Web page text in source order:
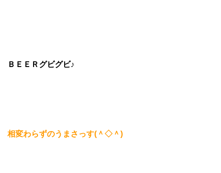
ＢＥＥＲグビグビ♪
相変わらずのうまさっす(＾◇＾)